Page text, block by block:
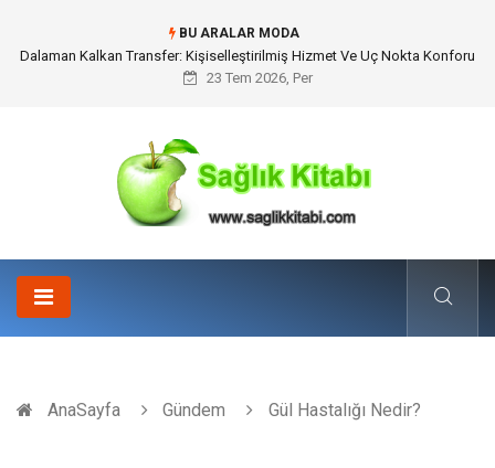
BU ARALAR MODA
Dalaman Kalkan Transfer: Kişiselleştirilmiş Hizmet Ve Uç Nokta Konforu
23 Tem 2026, Per
AnaSayfa Gündem Gül Hastalığı Nedir?